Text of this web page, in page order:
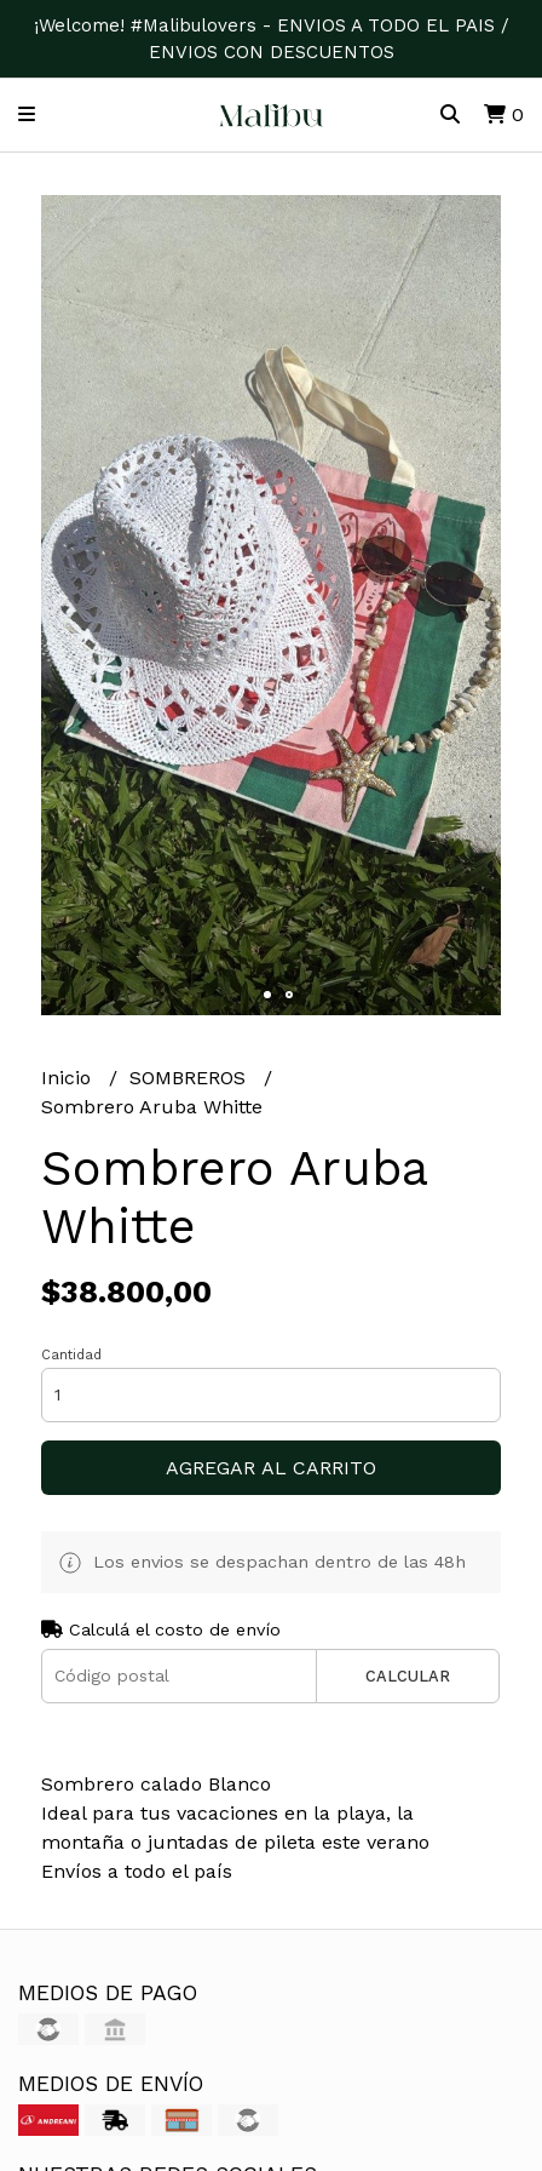
¡Welcome! #Malibulovers - ENVIOS A TODO EL PAIS /
ENVIOS CON DESCUENTOS
0
Inicio
SOMBREROS
Sombrero Aruba Whitte
Sombrero Aruba
Whitte
$38.800,00
Cantidad
AGREGAR AL CARRITO
Los envios se despachan dentro de las 48h
Calculá el costo de envío
CALCULAR
Sombrero calado Blanco
Ideal para tus vacaciones en la playa, la
montaña o juntadas de pileta este verano
Envíos a todo el país
MEDIOS DE PAGO
MEDIOS DE ENVÍO